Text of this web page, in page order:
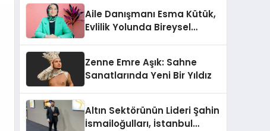
Aile Danışmanı Esma Kütük,
Evlilik Yolunda Bireysel
Zenne Emre Aşık: Sahne
Sanatlarında Yeni Bir Yıldız
Altın Sektörünün Lideri Şahin
İsmailoğulları, İstanbul